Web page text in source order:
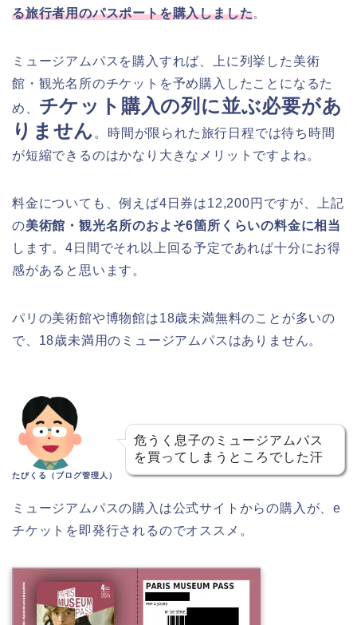
る旅行者用のパスポートを購入しました。
ミュージアムパスを購入すれば、上に列挙した美術
館・観光名所のチケットを予め購入したことになるた
め、 チケット購入の列に並ぶ必要があ
りません 。時間が限られた旅行日程では待ち時間
が短縮できるのはかなり大きなメリットですよね。
料金についても、例えば4日券は12,200円ですが、上記
の美術館・観光名所のおよそ6箇所くらいの料金に相当
します。4日間でそれ以上回る予定であれば十分にお得
感があると思います。
パリの美術館や博物館は18歳未満無料のことが多いの
で、18歳未満用のミュージアムパスはありません。
たびくる（ブログ管理人）
危うく息子のミュージアムパス
を買ってしまうところでした汗
ミュージアムパスの購入は公式サイトからの購入が、e
チケットを即発行されるのでオススメ。